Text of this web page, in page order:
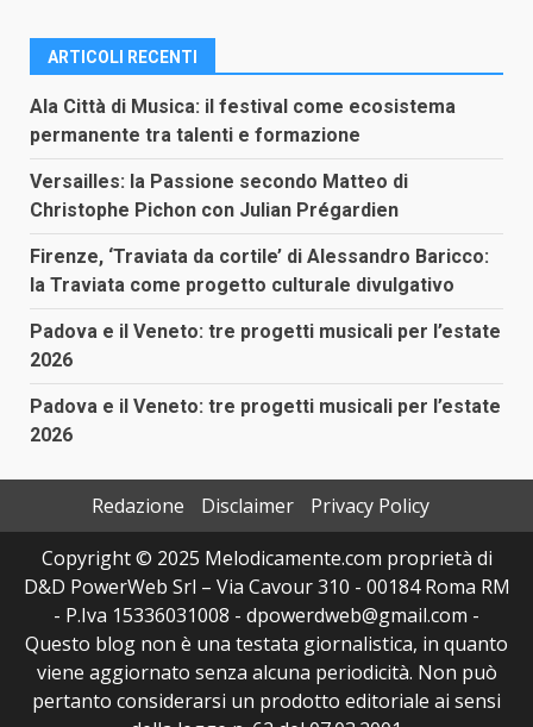
ARTICOLI RECENTI
Ala Città di Musica: il festival come ecosistema
permanente tra talenti e formazione
Versailles: la Passione secondo Matteo di
Christophe Pichon con Julian Prégardien
Firenze, ‘Traviata da cortile’ di Alessandro Baricco:
la Traviata come progetto culturale divulgativo
Padova e il Veneto: tre progetti musicali per l’estate
2026
Padova e il Veneto: tre progetti musicali per l’estate
2026
Redazione Disclaimer
Privacy Policy
Copyright © 2025 Melodicamente.com proprietà di
D&D PowerWeb Srl – Via Cavour 310 - 00184 Roma RM
- P.Iva 15336031008 - dpowerdweb@gmail.com -
Questo blog non è una testata giornalistica, in quanto
viene aggiornato senza alcuna periodicità. Non può
pertanto considerarsi un prodotto editoriale ai sensi